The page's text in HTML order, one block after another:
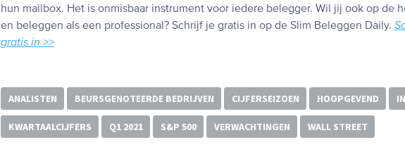
hun mailbox. Het is onmisbaar instrument voor iedere belegger. Wil jij ook op de
en beleggen als een professional? Schrijf je gratis in op de Slim Beleggen Daily.
gratis in >>
ANALISTEN BEURSGENOTEERDE BEDRIJVEN CIJFERSEIZOEN HOOPGEVEND
KWARTAALCIJFERS Q1 2021 S&P 500 VERWACHTINGEN WALL STREET